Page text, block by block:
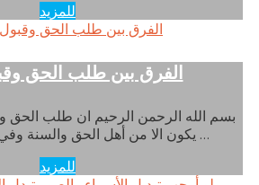
للمزيد
الفرق بين طلب الحق
بسم الله الرحمن الرحيم ان طلب الحق
يكون الا من أهل الحق والسنة وفي هذا جاءت الآثار …
للمزيد